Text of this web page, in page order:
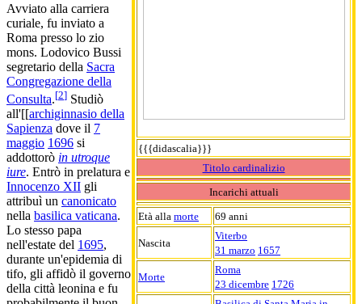
{{{didascalia}}}
Titolo cardinalizio
Incarichi attuali
Età alla morte 69 anni
Nascita
Viterbo
31 marzo 1657
Morte
Roma
23 dicembre 1726
Avviato alla carriera
curiale, fu inviato a
Roma presso lo zio
mons. Lodovico Bussi
segretario della Sacra
Congregazione della
Consulta.[2] Studiò
all'[[archiginnasio della
Sapienza dove il 7
maggio 1696 si
addottorò in utroque
iure. Entrò in prelatura e
Innocenzo XII gli
attribuì un canonicato
nella basilica vaticana.
Lo stesso papa
nell'estate del 1695,
durante un'epidemia di
tifo, gli affidò il governo
della città leonina e fu